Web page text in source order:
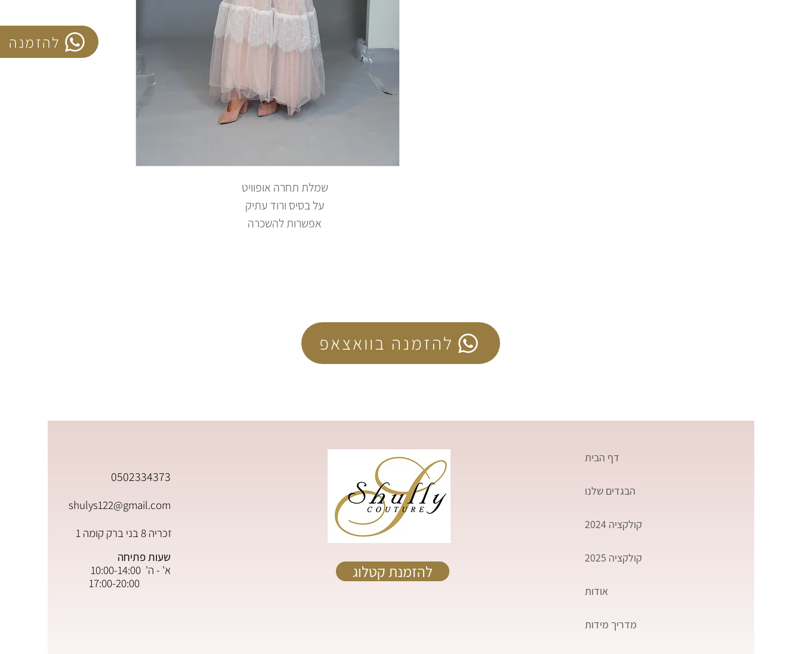
להזמנה
שמלת תחרה אופוויט
על בסיס ורוד עתיק
אפשרות להשכרה
להזמנה בוואצאפ
0502334373
shulys122@gmail.com
זכריה 8 בני ברק קומה 1
שעות פתיחה
א' - ה' 10:00-14:00
17:00-20:00
להזמנת קטלוג
דף הבית
הבגדים שלנו
קולקציה 2024
קולקציה 2025
אודות
מדריך מידות